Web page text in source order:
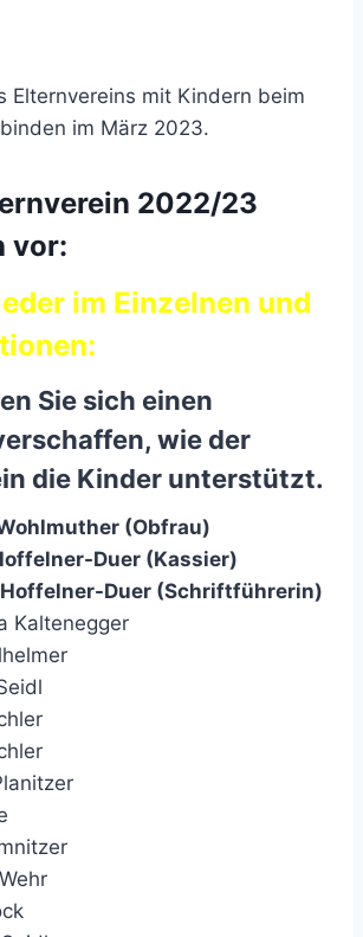
Elternvereins mit Kindern beim
im März 2023.
2022/23
vor:
im Einzelnen und
Sie sich einen
wie der
die Kinder unterstützt.
(Obfrau)
Duer (Kassier)
Duer (Schriftführerin)
Kaltenegger